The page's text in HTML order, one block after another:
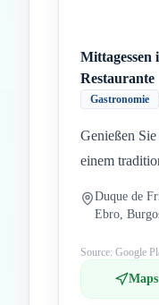
Mittagessen
Restaurante
Gastronomie
Genießen
einem
Duque de
Ebro,
Source: Google
Maps